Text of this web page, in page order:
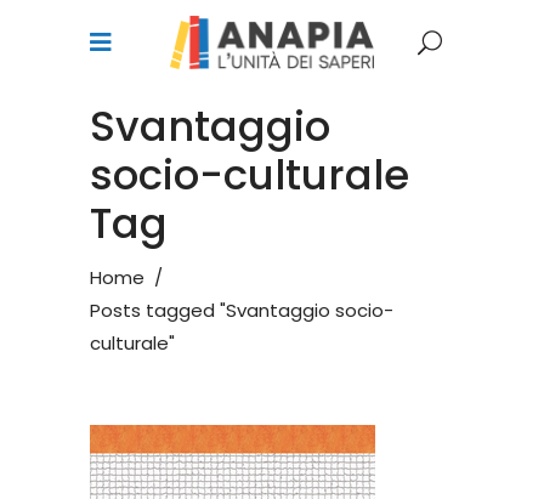
Svantaggio
socio-culturale
Tag
Home /
Posts tagged "Svantaggio socio-
culturale"